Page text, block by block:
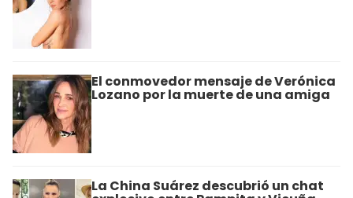
El conmovedor mensaje de Verónica
Lozano por la muerte de una amiga
La China Suárez descubrió un chat